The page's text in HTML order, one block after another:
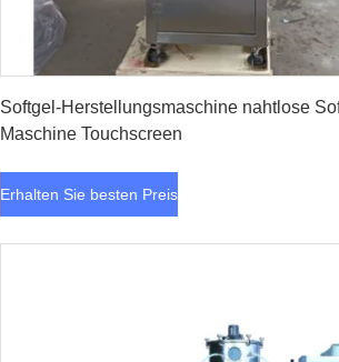
Softgel-Herstellungsmaschine nahtlose
Maschine Touchscreen
Erhalten Sie besten Preis